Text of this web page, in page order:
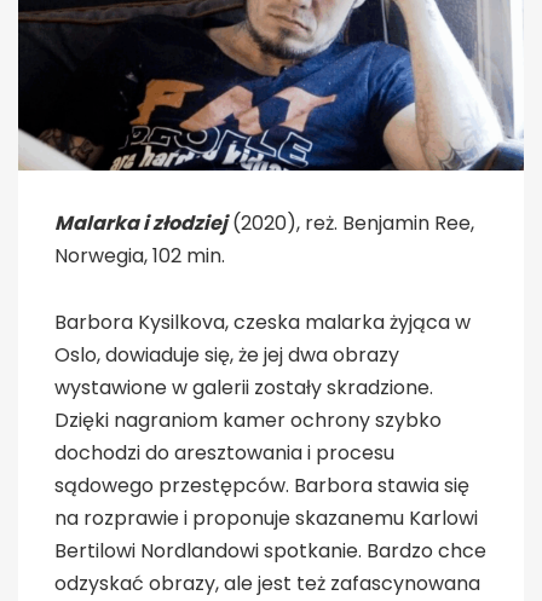
Malarka i złodziej(2020), reż. Benjamin Ree,
Norwegia, 102 min.
Barbora Kysilkova, czeska malarka żyjąca w
Oslo, dowiaduje się, że jej dwa obrazy
wystawione w galerii zostały skradzione.
Dzięki nagraniom kamer ochrony szybko
dochodzi do aresztowania i procesu
sądowego przestępców. Barbora stawia się
na rozprawie i proponuje skazanemu Karlowi
Bertilowi Nordlandowi spotkanie. Bardzo chce
odzyskać obrazy, ale jest też zafascynowana